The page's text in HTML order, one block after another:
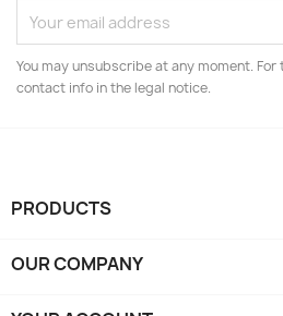
You may unsubscribe at any moment.
contact info in the legal notice.
PRODUCTS
OUR COMPANY